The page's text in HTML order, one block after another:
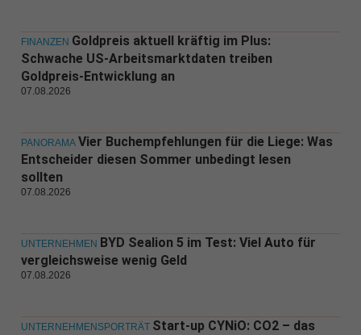
FINANZEN Goldpreis aktuell kräftig im Plus:
Schwache US-Arbeitsmarktdaten treiben
Goldpreis-Entwicklung an
07.08.2026
PANORAMA Vier Buchempfehlungen für die Liege: Was
Entscheider diesen Sommer unbedingt lesen
sollten
07.08.2026
UNTERNEHMEN BYD Sealion 5 im Test: Viel Auto für
vergleichsweise wenig Geld
07.08.2026
UNTERNEHMENSPORTRÄT Start-up CYNiO: CO2 – das